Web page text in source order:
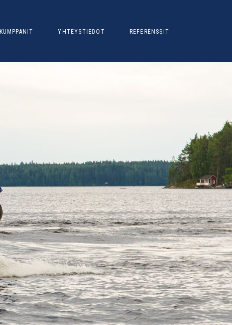
KUMPPANIT YHTEYSTIEDOT REFERENSSIT